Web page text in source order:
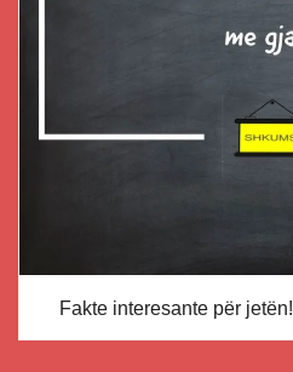
Fakte interesante për jetën!